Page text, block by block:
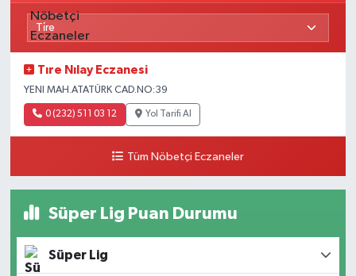
Tıre Nılay Eczanesi
YENI MAH.ATATÜRK CAD.NO:39
0 (232) 511 03 12 Yol Tarifi Al
Tüm Nöbetçi Eczaneler
Süper Lig Puan Durumu
Süper Lig